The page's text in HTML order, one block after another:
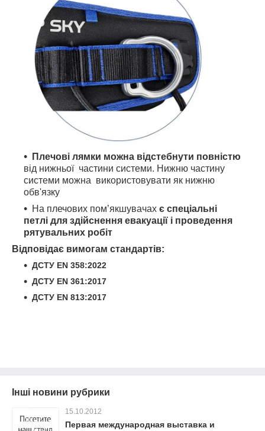
Плечові лямки можна відстебнути повністю
від нижньої частини системи. Нижню частину
системи можна використовувати як нижню
обв'язку
На плечових пом’якшувачах є спеціальні
петлі для здійснення евакуації і проведення
рятувальних робіт
Відповідає вимогам стандартів:
ДСТУ EN 358:2022
ДСТУ EN 361:2017
ДСТУ EN 813:2017
Інші новини рубрики
15.10.2012
Первая международная выставка и